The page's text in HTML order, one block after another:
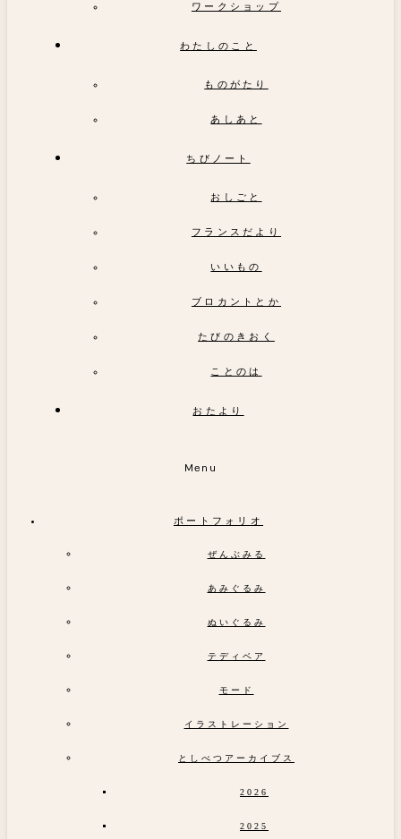
ワークショップ
わたしのこと
ものがたり
あしあと
ちびノート
おしごと
フランスだより
いいもの
ブロカントとか
たびのきおく
ことのは
おたより
Menu
ポートフォリオ
ぜんぶみる
あみぐるみ
ぬいぐるみ
テディベア
モード
イラストレーション
としべつアーカイブス
2026
2025